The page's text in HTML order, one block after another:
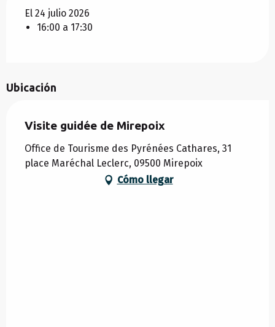
El 24 julio 2026
16:00 a 17:30
Ubicación
Visite guidée de Mirepoix
Office de Tourisme des Pyrénées Cathares, 31
place Maréchal Leclerc, 09500 Mirepoix
Cómo llegar